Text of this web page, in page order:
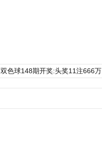
双色球148期开奖:头奖11注666万